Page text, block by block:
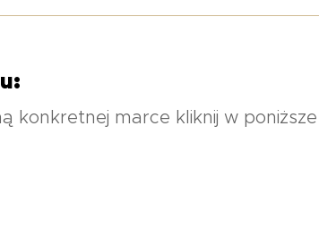
konkretnej marce kliknij w